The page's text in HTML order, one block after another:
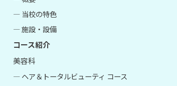
― 当校の特色
― 施設・設備
コース紹介
美容科
― ヘア＆トータルビューティ コース